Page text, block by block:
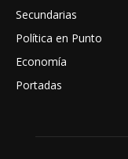
Secundarias
Política en Punto
Economía
Portadas